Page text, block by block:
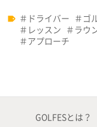
ドライバー ゴ
レッスン
ラウ
アプローチ
GOLFESとは？